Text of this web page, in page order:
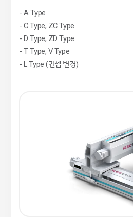
- A Type
- C Type, ZC Type
- D Type, ZD Type
- T Type, V Type
- L Type (컨셉 변경)